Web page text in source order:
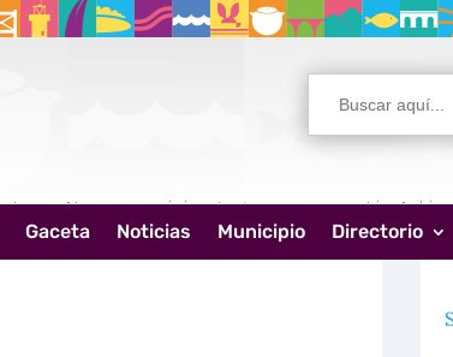
Buscar:
Gaceta Noticias Municipio Directorio